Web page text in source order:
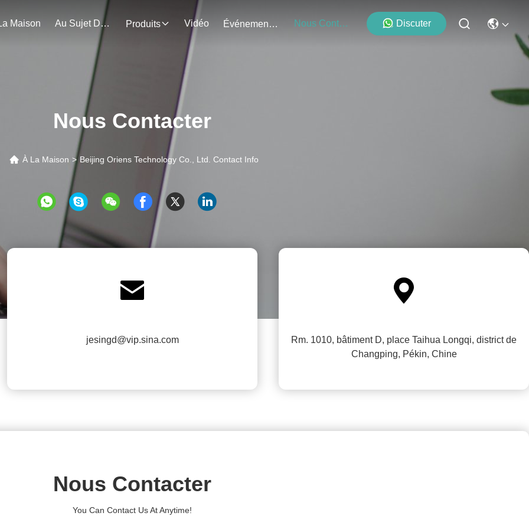
Maison Au Sujet De Nous Produits Vidéo Événements Nous Contacter Discuter
Nous Contacter
À La Maison > Beijing Oriens Technology Co., Ltd. Contact Info

jesingd@vip.sina.com

Rm. 1010, bâtiment D, place Taihua Longqi, district de
Changping, Pékin, Chine
Nous Contacter
You Can Contact Us At Anytime!